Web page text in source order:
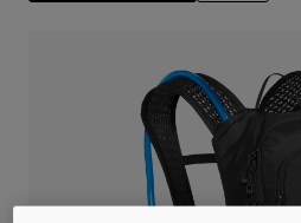
Gourdes Sport
Gourdes
Mugs et Gobelets
Ski et snowboard
Voyages et style de vie
Nos Partenaires